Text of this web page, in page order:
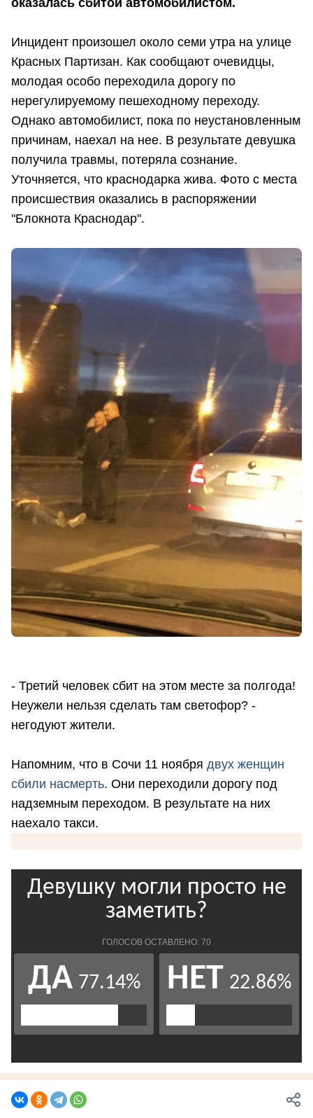
оказалась сбитой автомобилистом.
Инцидент произошел около семи утра на улице
Красных Партизан. Как сообщают очевидцы,
молодая особо переходила дорогу по
нерегулируемому пешеходному переходу.
Однако автомобилист, пока по неустановленным
причинам, наехал на нее. В результате девушка
получила травмы, потеряла сознание.
Уточняется, что краснодарка жива. Фото с места
происшествия оказались в распоряжении
"Блокнота Краснодар".
- Третий человек сбит на этом месте за полгода!
Неужели нельзя сделать там светофор? -
негодуют жители.
Напомним, что в Сочи 11 ноября двух женщин
сбили насмерть. Они переходили дорогу под
надземным переходом. В результате на них
наехало такси.